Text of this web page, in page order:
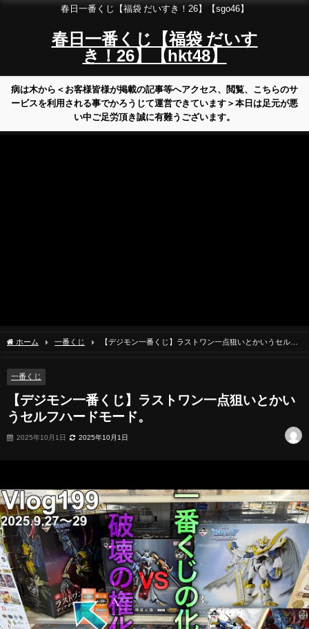
春日一番くじ【福袋 だいすき！26】【sgo46】
春日一番くじ【福袋 だいす
き！26】【hkt48】
病は木から＜お客様皆様が掲載の記事等へアクセス、閲覧、こちらのサ
ービスを利用される事でかろうじて運営できています＞本日は足元が悪
い中ご足労頂き誠に有難うございます。
ホーム 一番くじ
【デジモン一番くじ】ラストワン一点狙いとかいうセルフ
一番くじ
【デジモン一番くじ】ラストワン一点狙いとかい
うセルフハードモード。
2025年10月1日 2025年10月1日